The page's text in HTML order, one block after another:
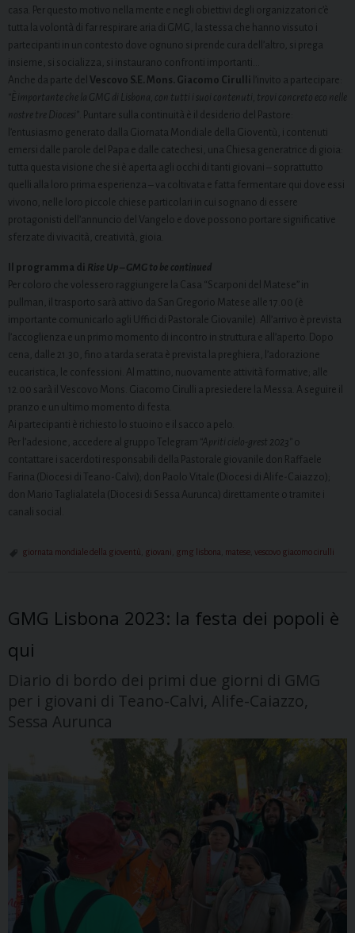
casa. Per questo motivo nella mente e negli obiettivi degli organizzatori c’è
tutta la volontà di far respirare aria di GMG, la stessa che hanno vissuto i
partecipanti in un contesto dove ognuno si prende cura dell’altro, si prega
insieme, si socializza, si instaurano confronti importanti…
Anche da parte del Vescovo S.E. Mons. Giacomo Cirulli l’invito a partecipare:
“È importante che la GMG di Lisbona, con tutti i suoi contenuti, trovi concreto eco nelle
nostre tre Diocesi” . Puntare sulla continuità è il desiderio del Pastore:
l’entusiasmo generato dalla Giornata Mondiale della Gioventù, i contenuti
emersi dalle parole del Papa e dalle catechesi, una Chiesa generatrice di gioia:
tutta questa visione che si è aperta agli occhi di tanti giovani – soprattutto
quelli alla loro prima esperienza – va coltivata e fatta fermentare qui dove essi
vivono, nelle loro piccole chiese particolari in cui sognano di essere
protagonisti dell’annuncio del Vangelo e dove possono portare significative
sferzate di vivacità, creatività, gioia.
Il programma di Rise Up – GMG to be continued
Per coloro che volessero raggiungere la Casa “Scarponi del Matese” in
pullman, il trasporto sarà attivo da San Gregorio Matese alle 17.00 (è
importante comunicarlo agli Uffici di Pastorale Giovanile). All’arrivo è prevista
l’accoglienza e un primo momento di incontro in struttura e all’aperto. Dopo
cena, dalle 21.30, fino a tarda serata è prevista la preghiera, l’adorazione
eucaristica, le confessioni. Al mattino, nuovamente attività formative; alle
12.00 sarà il Vescovo Mons. Giacomo Cirulli a presiedere la Messa. A seguire il
pranzo e un ultimo momento di festa.
Ai partecipanti è richiesto lo stuoino e il sacco a pelo.
Per l’adesione, accedere al gruppo Telegram “Apriti cielo-grest 2023” o
contattare i sacerdoti responsabili della Pastorale giovanile don Raffaele
Farina (Diocesi di Teano-Calvi); don Paolo Vitale (Diocesi di Alife-Caiazzo);
don Mario Taglialatela (Diocesi di Sessa Aurunca) direttamente o tramite i
canali social.
giornata mondiale della gioventù giovani gmg lisbona matese vescovo giacomo cirulli
GMG Lisbona 2023: la festa dei popoli è
qui
Diario di bordo dei primi due giorni di GMG
per i giovani di Teano-Calvi, Alife-Caiazzo,
Sessa Aurunca